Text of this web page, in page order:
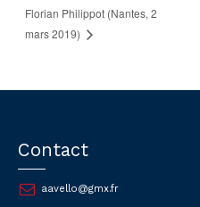
Florian Philippot (Nantes, 2
mars 2019)
Contact
aavello@gmx.fr